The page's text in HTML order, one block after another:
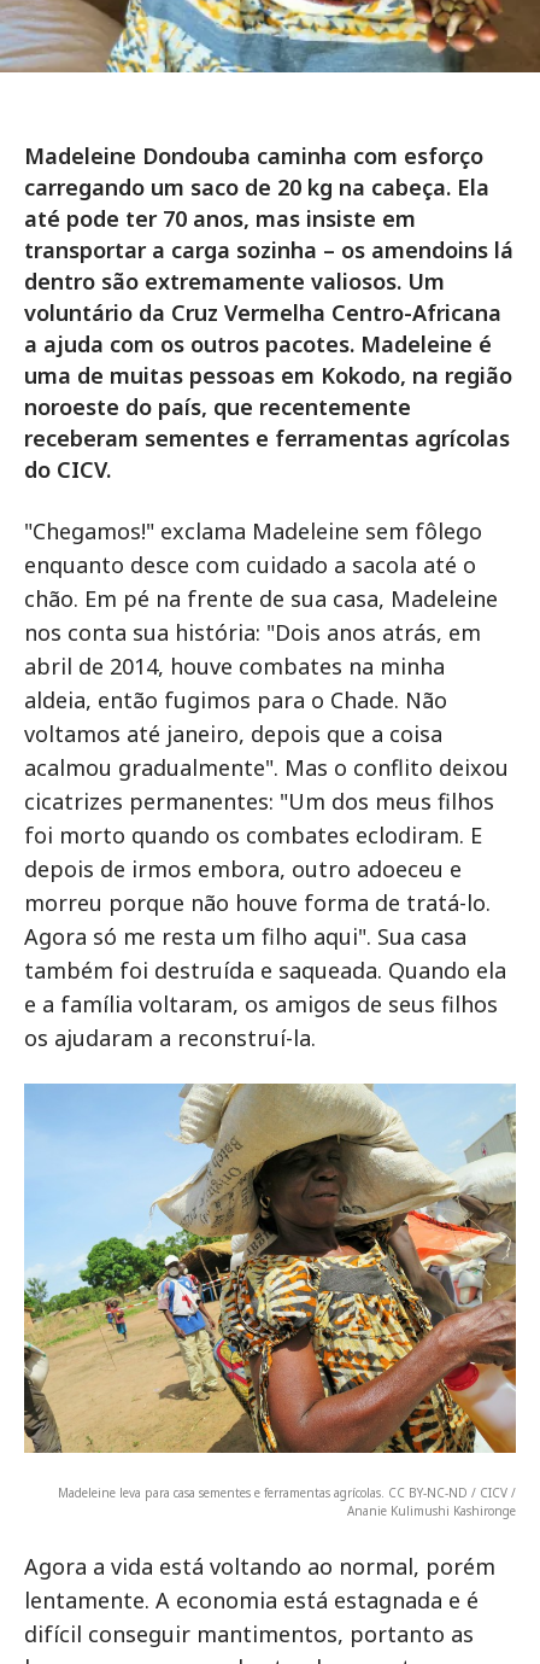
Madeleine Dondouba caminha com esforço
carregando um saco de 20 kg na cabeça. Ela
até pode ter 70 anos, mas insiste em
transportar a carga sozinha – os amendoins lá
dentro são extremamente valiosos. Um
voluntário da Cruz Vermelha Centro-Africana
a ajuda com os outros pacotes. Madeleine é
uma de muitas pessoas em Kokodo, na região
noroeste do país, que recentemente
receberam sementes e ferramentas agrícolas
do CICV.
"Chegamos!" exclama Madeleine sem fôlego
enquanto desce com cuidado a sacola até o
chão. Em pé na frente de sua casa, Madeleine
nos conta sua história: "Dois anos atrás, em
abril de 2014, houve combates na minha
aldeia, então fugimos para o Chade. Não
voltamos até janeiro, depois que a coisa
acalmou gradualmente". Mas o conflito deixou
cicatrizes permanentes: "Um dos meus filhos
foi morto quando os combates eclodiram. E
depois de irmos embora, outro adoeceu e
morreu porque não houve forma de tratá-lo.
Agora só me resta um filho aqui". Sua casa
também foi destruída e saqueada. Quando ela
e a família voltaram, os amigos de seus filhos
os ajudaram a reconstruí-la.
Madeleine leva para casa sementes e ferramentas agrícolas. CC BY-NC-ND / CICV /
Ananie Kulimushi Kashironge
Agora a vida está voltando ao normal, porém
lentamente. A economia está estagnada e é
difícil conseguir mantimentos, portanto as